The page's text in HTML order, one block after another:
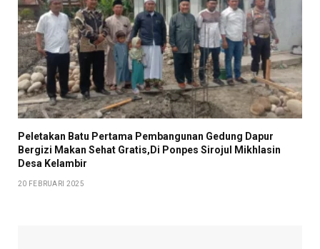
Peletakan Batu Pertama Pembangunan Gedung Dapur
Bergizi Makan Sehat Gratis,Di Ponpes Sirojul Mikhlasin
Desa Kelambir
20 FEBRUARI 2025